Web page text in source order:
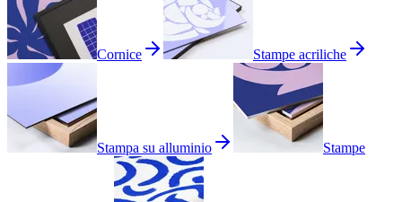
Cornice Stampe acriliche
Stampa su alluminio Stampe